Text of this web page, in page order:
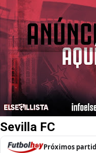
Sevilla FC